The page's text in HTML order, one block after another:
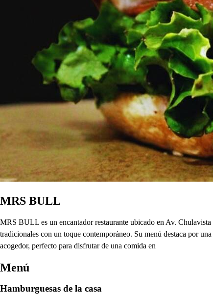
MRS BULL
MRS BULL es un encantador restaurante ubicado en Av.
tradicionales con un toque contemporáneo. Su menú destaca por
acogedor, perfecto para disfrutar de una comida en
Menú
Hamburguesas de la casa